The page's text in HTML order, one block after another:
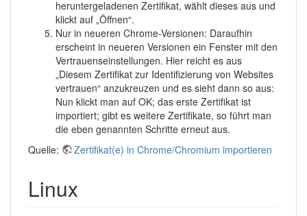
heruntergeladenen Zertifikat, wählt dieses aus und
klickt auf „Öffnen“.
Nur in neueren Chrome-Versionen: Daraufhin
erscheint in neueren Versionen ein Fenster mit den
Vertrauenseinstellungen. Hier reicht es aus
„Diesem Zertifikat zur Identifizierung von Websites
vertrauen“ anzukreuzen und es sieht dann so aus:
Nun klickt man auf OK; das erste Zertifikat ist
importiert; gibt es weitere Zertifikate, so führt man
die eben genannten Schritte erneut aus.
Quelle:
Zertifikat(e) in Chrome/Chromium importieren
Linux